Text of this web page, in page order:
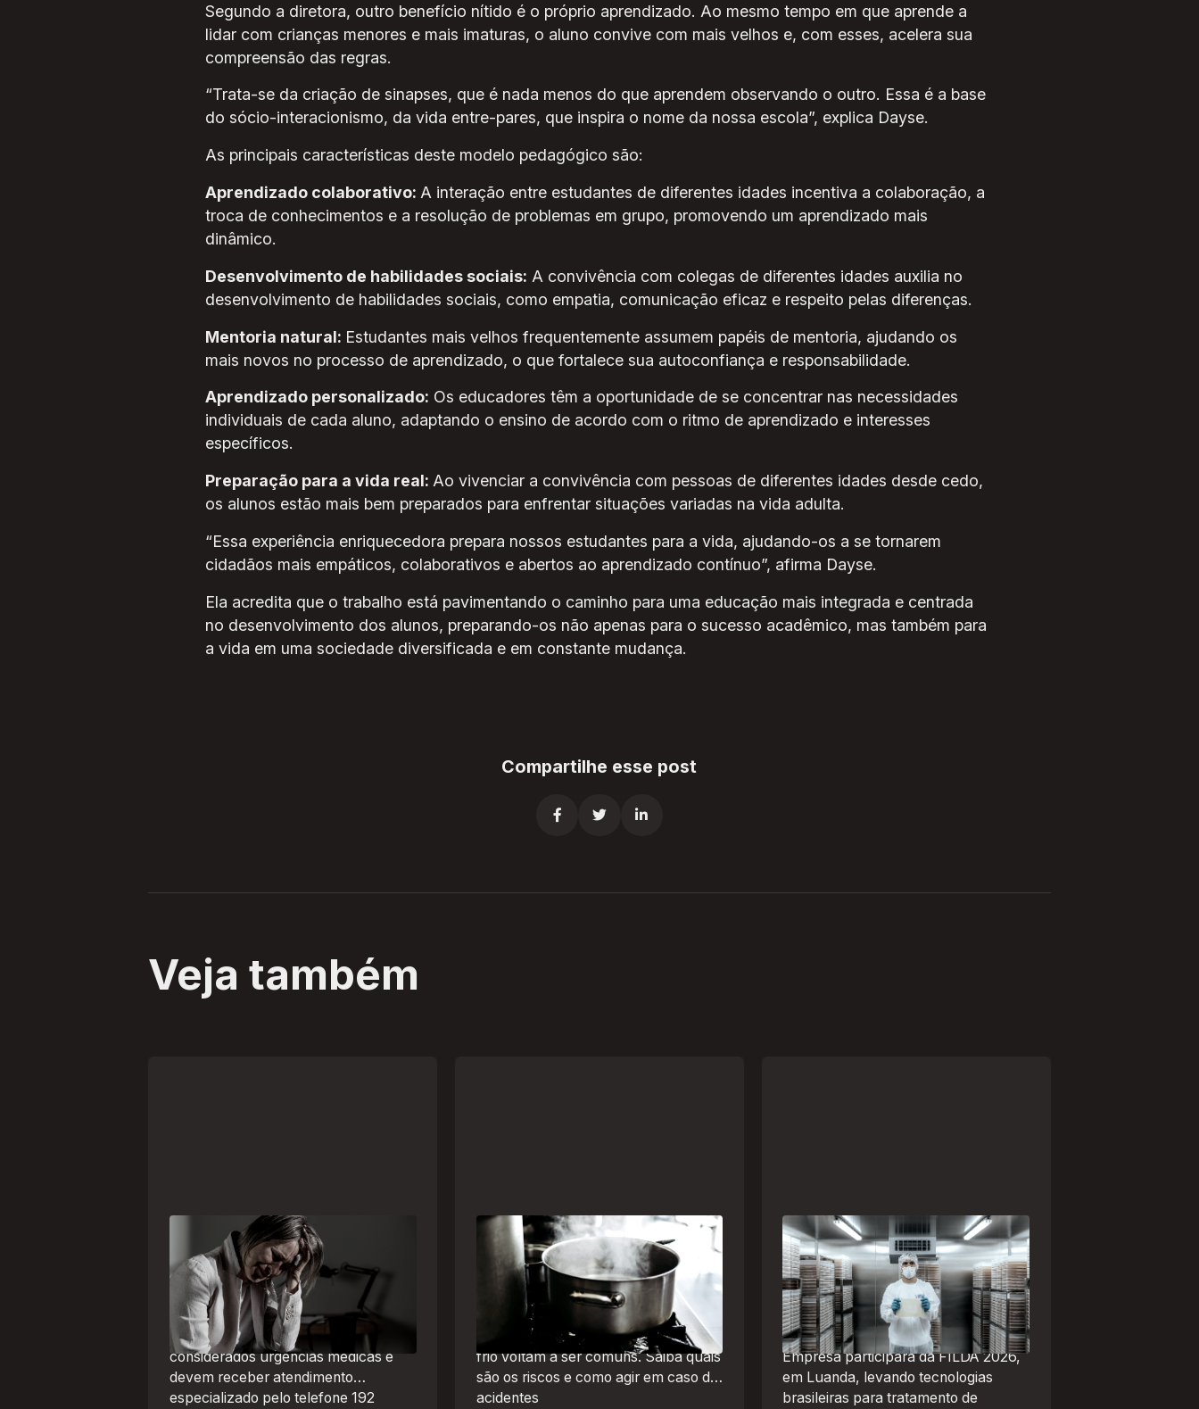
Segundo a diretora, outro benefício nítido é o próprio aprendizado. Ao mesmo tempo em que aprende a
lidar com crianças menores e mais imaturas, o aluno convive com mais velhos e, com esses, acelera sua
compreensão das regras.
“Trata-se da criação de sinapses, que é nada menos do que aprendem observando o outro. Essa é a base
do sócio-interacionismo, da vida entre-pares, que inspira o nome da nossa escola”, explica Dayse.
As principais características deste modelo pedagógico são:
Aprendizado colaborativo: A interação entre estudantes de diferentes idades incentiva a colaboração, a
troca de conhecimentos e a resolução de problemas em grupo, promovendo um aprendizado mais
dinâmico.
Desenvolvimento de habilidades sociais: A convivência com colegas de diferentes idades auxilia no
desenvolvimento de habilidades sociais, como empatia, comunicação eficaz e respeito pelas diferenças.
Mentoria natural: Estudantes mais velhos frequentemente assumem papéis de mentoria, ajudando os
mais novos no processo de aprendizado, o que fortalece sua autoconfiança e responsabilidade.
Aprendizado personalizado: Os educadores têm a oportunidade de se concentrar nas necessidades
individuais de cada aluno, adaptando o ensino de acordo com o ritmo de aprendizado e interesses
específicos.
Preparação para a vida real: Ao vivenciar a convivência com pessoas de diferentes idades desde cedo,
os alunos estão mais bem preparados para enfrentar situações variadas na vida adulta.
“Essa experiência enriquecedora prepara nossos estudantes para a vida, ajudando-os a se tornarem
cidadãos mais empáticos, colaborativos e abertos ao aprendizado contínuo”, afirma Dayse.
Ela acredita que o trabalho está pavimentando o caminho para uma educação mais integrada e centrada
no desenvolvimento dos alunos, preparando-os não apenas para o sucesso acadêmico, mas também para
a vida em uma sociedade diversificada e em constante mudança.
Compartilhe esse post
  
Veja também
Crise psiquiátrica é urgência
médica: saiba como o SAMU atua
nesses casos
Surtos, tentativas de suicídio e
episódios de agitação intensa são
considerados urgências médicas e
devem receber atendimento
especializado pelo telefone 192
Frio leva brasileiros a improvisar
para se aquecer e aumenta risco
de queimaduras dentro de casa
O inverno chegou e, com ele,
práticas perigosas para espantar o
frio voltam a ser comuns. Saiba quais
são os riscos e como agir em caso de
acidentes
A paranaense Vuelo Pharma é
uma das 13 empresas brasileiras
selecionadas para representar o
Brasil na maior feira de negócios
de Angola
Empresa participará da FILDA 2026,
em Luanda, levando tecnologias
brasileiras para tratamento de